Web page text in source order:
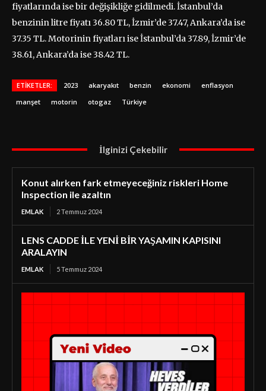
fiyatlarında ise bir değişikliğe gidilmedi. İstanbul’da
benzinin litre fiyatı 36.80 TL, İzmir’de 37.47, Ankara’da ise
37.35 TL. Motorinin fiyatları ise İstanbul’da 37.89, İzmir’de
38.61, Ankara’da ise 38.42 TL.
ETIKETLER: 2023 akaryakıt benzin ekonomi
enflasyon
manşet
motorin otogaz Türkiye
İlginizi Çekebilir
Konut alırken fark etmeyeceğiniz riskleri Home
Inspection ile azaltın
EMLAK 2 Temmuz 2024
LENS CADDE İLE YENİ BİR YAŞAMIN KAPISINI
ARALAYIN
EMLAK 5 Temmuz 2024